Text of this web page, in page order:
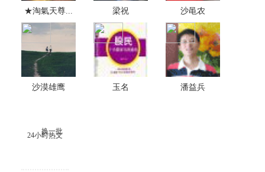
★淘氣天尊... 梁祝 沙黾农
沙漠雄鹰 玉名 潘益兵
24小时热文
换一批